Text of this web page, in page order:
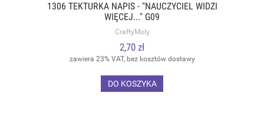
1306 TEKTURKA NAPIS - "NAUCZYCIEL WIDZI
WIĘCEJ..." G09
CraftyMoly
2,70 zł
zawiera 23% VAT, bez kosztów dostawy
DO KOSZYKA